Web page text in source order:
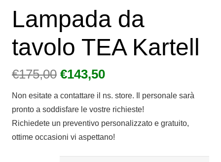
Lampada da
tavolo TEA Kartell
€175,00 Il
originale
era:
€175,00.
€143,50Il
attuale
è:
€143,50.
Non esitate a contattare il ns. store. Il personale sarà
pronto a soddisfare le vostre richieste!
Richiedete un preventivo personalizzato e gratuito,
ottime occasioni vi aspettano!